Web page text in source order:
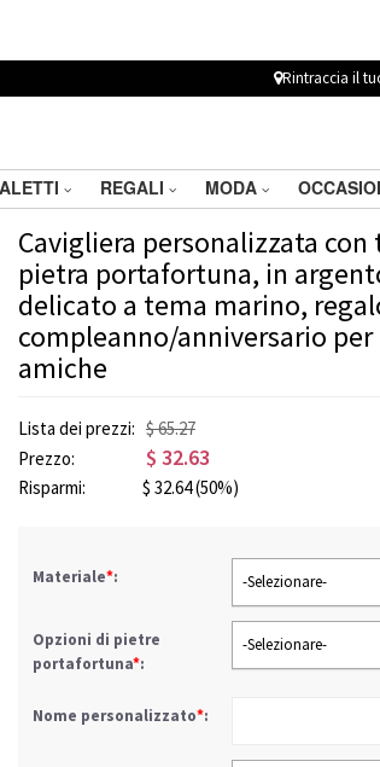
Rintraccia il
REGALI MODA
Cavigliera personalizzata
pietra portafortuna, in
delicato a tema marino,
compleanno/anniversario
amiche
Lista dei prezzi: $ 65.27
Prezzo:
$ 32.63
Risparmi: $ 32.64(50%)
Materiale*: -Selezionare-
Opzioni di pietre
portafortuna*:
-Selezionare-
Nome personalizzato*: